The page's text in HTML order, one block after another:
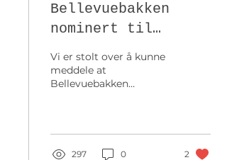
Bellevuebakken
nominert til
Bergens Beste!
Vi er stolt over å kunne
meddele at
Bellevuebakken
takk til naboer, nære
og... 297 0 2